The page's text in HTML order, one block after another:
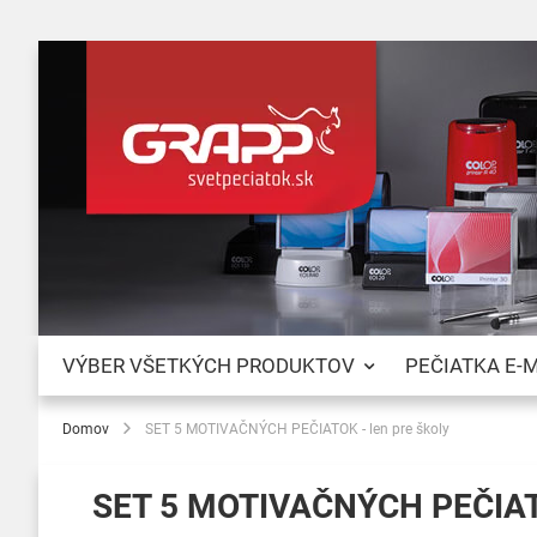
VÝBER VŠETKÝCH PRODUKTOV PEČIATKA E-
Domov SET 5 MOTIVAČNÝCH PEČIATOK - len pre školy
SET 5 MOTIVAČNÝCH